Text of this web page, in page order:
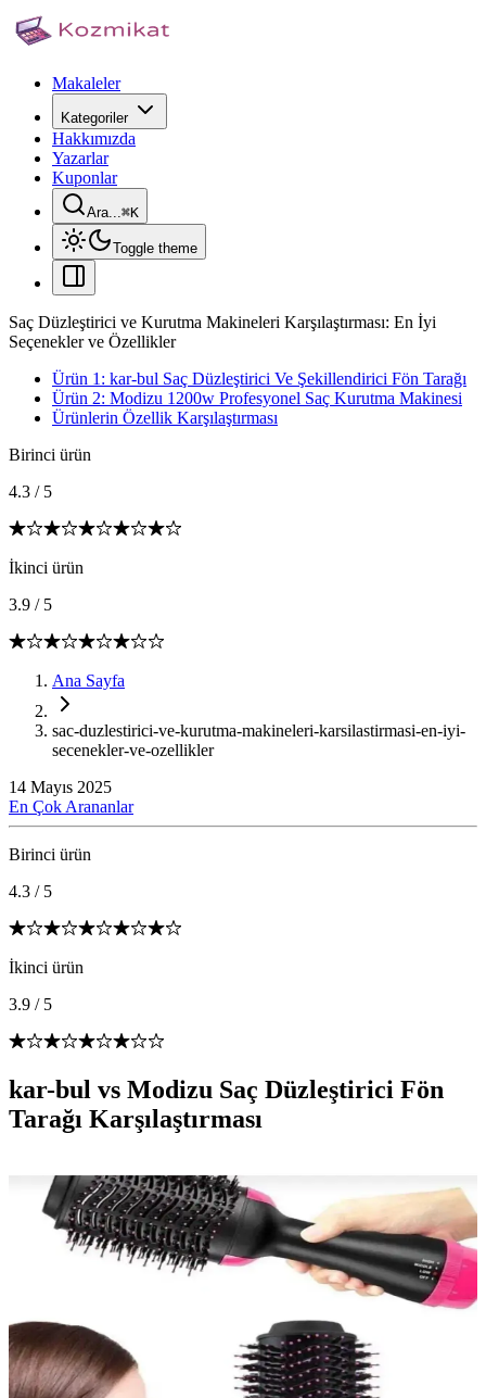
Makaleler
Kategoriler
Hakkımızda
Yazarlar
Kuponlar
Ara...⌘K
Toggle theme
Saç Düzleştirici ve Kurutma Makineleri Karşılaştırması: En İyi
Seçenekler ve Özellikler
Ürün 1: kar-bul Saç Düzleştirici Ve Şekillendirici Fön Tarağı
Ürün 2: Modizu 1200w Profesyonel Saç Kurutma Makinesi
Ürünlerin Özellik Karşılaştırması
Birinci ürün
4.3 / 5
İkinci ürün
3.9 / 5
Ana Sayfa
sac-duzlestirici-ve-kurutma-makineleri-karsilastirmasi-en-iyi-
secenekler-ve-ozellikler
14 Mayıs 2025
En Çok Arananlar
Birinci ürün
4.3 / 5
İkinci ürün
3.9 / 5
kar-bul vs Modizu Saç Düzleştirici Fön
Tarağı Karşılaştırması